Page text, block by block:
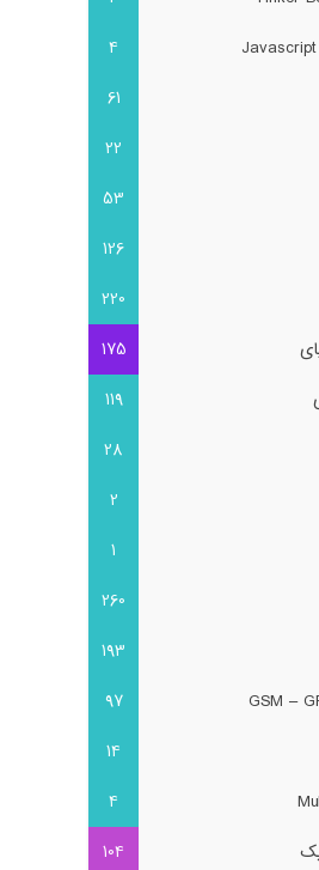
4
61
22
53
126
220
175
119
28
2
1
260
193
97
14
4
104